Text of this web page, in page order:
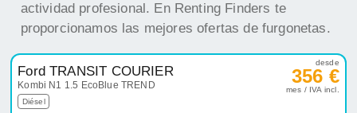
actividad profesional. En Renting Finders te
proporcionamos las mejores ofertas de furgonetas.
Ford TRANSIT COURIER
Kombi N1 1.5 EcoBlue TREND
Diésel
desde
356 €
mes / IVA incl.